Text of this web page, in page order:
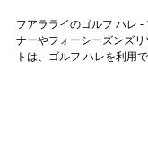
フアラライのゴルフ ハレ
ナーやフォーシーズンズ
トは、ゴルフ ハレを利用で